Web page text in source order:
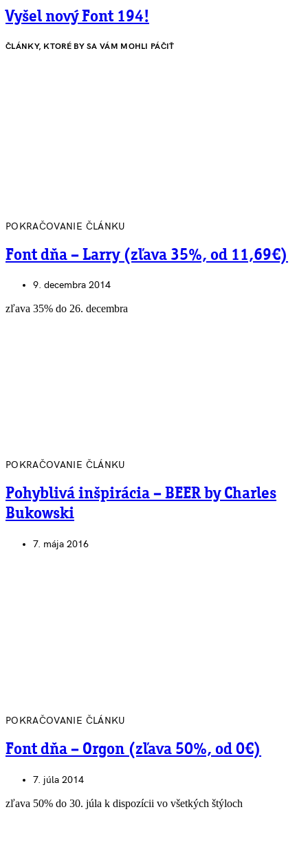
Vyšel nový Font 194!
ČLÁNKY, KTORÉ BY SA VÁM MOHLI PÁČIŤ
POKRAČOVANIE ČLÁNKU
Font dňa – Larry (zľava 35%, od 11,69€)
9. decembra 2014
zľava 35% do 26. decembra
POKRAČOVANIE ČLÁNKU
Pohyblivá inšpirácia – BEER by Charles
Bukowski
7. mája 2016
POKRAČOVANIE ČLÁNKU
Font dňa – Orgon (zľava 50%, od 0€)
7. júla 2014
zľava 50% do 30. júla k dispozícii vo všetkých štýloch